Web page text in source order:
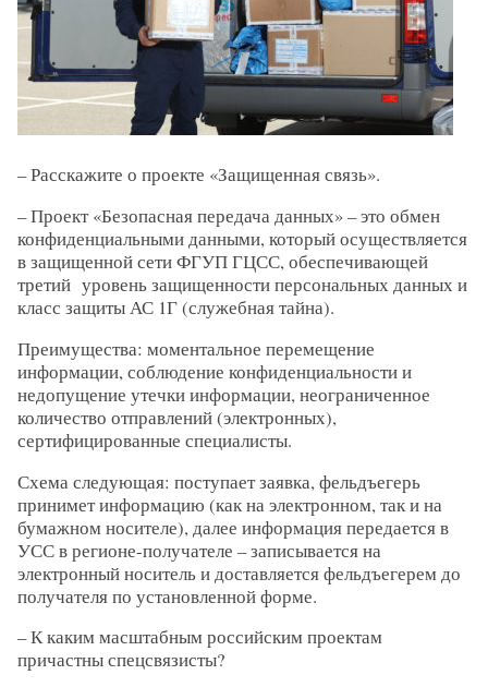
– Расскажите о проекте «Защищенная связь».
– Проект «Безопасная передача данных» – это обмен
конфиденциальными данными, который осуществляется
в защищенной сети ФГУП ГЦСС, обеспечивающей
третий уровень защищенности персональных данных и
класс защиты АС 1Г (служебная тайна).
Преимущества: моментальное перемещение
информации, соблюдение конфиденциальности и
недопущение утечки информации, неограниченное
количество отправлений (электронных),
сертифицированные специалисты.
Схема следующая: поступает заявка, фельдъегерь
принимет информацию (как на электронном, так и на
бумажном носителе), далее информация передается в
УСС в регионе-получателе – записывается на
электронный носитель и доставляется фельдъегерем до
получателя по установленной форме.
– К каким масштабным российским проектам
причастны спецсвязисты?